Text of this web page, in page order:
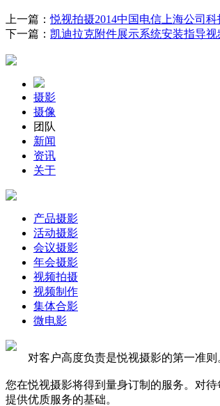
上一篇：悦视拍摄2014中国电信上海公司科
下一篇： 凯迪拉克附件展示系统安装指导
摄影
摄像
团队
新闻
资讯
关于
产品摄影
活动摄影
会议摄影
年会摄影
视频拍摄
视频制作
集体合影
微电影
对客户高度负责是悦视摄影的第一准则
您在悦视摄影将得到量身订制的服务。对
提供优质服务的基础。